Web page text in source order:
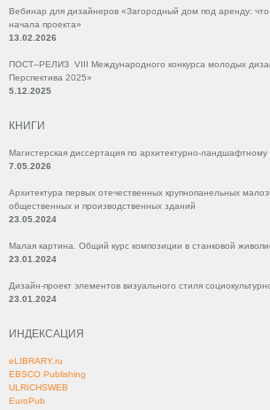
Вебинар для дизайнеров «Загородный дом под аренду:
начала проекта»
13.02.2026
ПОСТ–РЕЛИЗ VIII Международного конкурса молодых
Перспектива 2025»
5.12.2025
КНИГИ
Магистерская диссертация по архитектурно-
7.05.2026
Архитектура первых отечественных крупнопанельных
общественных и производственных зданий
23.05.2024
Малая картина. Общий курс композиции в станковой
23.01.2024
Дизайн-проект элементов визуального стиля
23.01.2024
ИНДЕКСАЦИЯ
eLIBRARY.ru
EBSCO Publishing
ULRICHSWEB
EuroPub